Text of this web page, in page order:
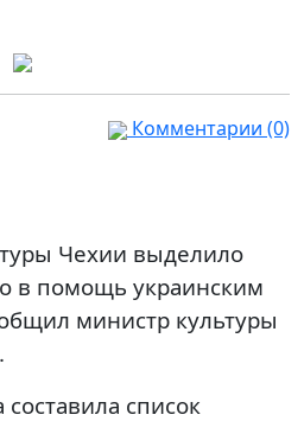
Комментарии (0)
Чехии выделило
в помощь украинским
министр культуры
список